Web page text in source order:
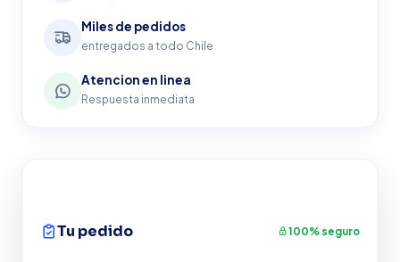
Miles de pedidos
entregados a todo Chile
Atencion en linea
Respuesta inmediata
Tu pedido 100% seguro